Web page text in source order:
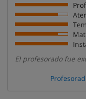
El profesorado fue